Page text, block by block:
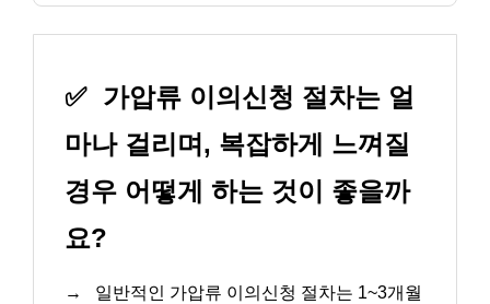
✅ 가압류 이의신청 절차는 얼
마나 걸리며, 복잡하게 느껴질
경우 어떻게 하는 것이 좋을까
요?
→
일반적인 가압류 이의신청 절차는 1~3개월